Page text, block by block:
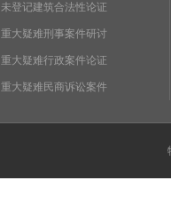
未登记建筑合法性论证
重大疑难刑事案件研讨
重大疑难行政案件论证
重大疑难民商诉讼案件